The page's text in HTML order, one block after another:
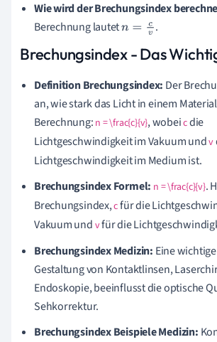
Wie wird der Brechungsindex
Berechnung lautetn=cv .
Brechungsindex - Das
Definition Brechungsindex: Der
an, wie stark das Licht in einem
Berechnung: n = \frac{c}{v}, wobeicdie
Lichtgeschwindigkeit im Vakuum undv
Lichtgeschwindigkeit im Medium ist.
Brechungsindex Formel: n = \frac{c}{v}.
Brechungsindex,cfür die
Vakuum und vfür die
Brechungsindex Medizin: Eine
Gestaltung von Kontaktlinsen,
Endoskopie, beeinflusst die optische
Sehkorrektur.
Brechungsindex Beispiele Medizin: